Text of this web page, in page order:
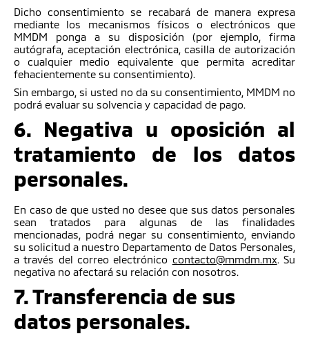
Dicho consentimiento se recabará de manera expresa
mediante los mecanismos físicos o electrónicos que
MMDM ponga a su disposición (por ejemplo, firma
autógrafa, aceptación electrónica, casilla de autorización
o cualquier medio equivalente que permita acreditar
fehacientemente su consentimiento).
Sin embargo, si usted no da su consentimiento, MMDM no
podrá evaluar su solvencia y capacidad de pago.
6. Negativa u oposición al
tratamiento de los datos
personales.
En caso de que usted no desee que sus datos personales
sean tratados para algunas de las finalidades
mencionadas, podrá negar su consentimiento, enviando
su solicitud a nuestro Departamento de Datos Personales,
a través del correo electrónico contacto@mmdm.mx. Su
negativa no afectará su relación con nosotros.
7. Transferencia de sus
datos personales.